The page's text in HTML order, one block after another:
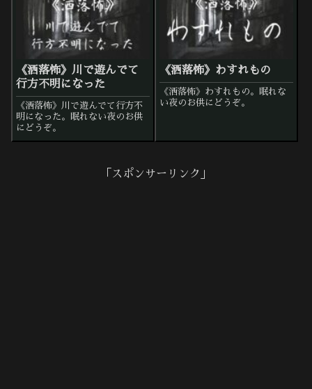
《洒落怖》川で遊んでて
行方不明になった
《洒落怖》川で遊んでて行方不
明になった。眠れない夜のお供
にどうぞ。
《洒落怖》わすれもの
《洒落怖》わすれもの。眠れな
い夜のお供にどうぞ。
「スポンサーリンク」